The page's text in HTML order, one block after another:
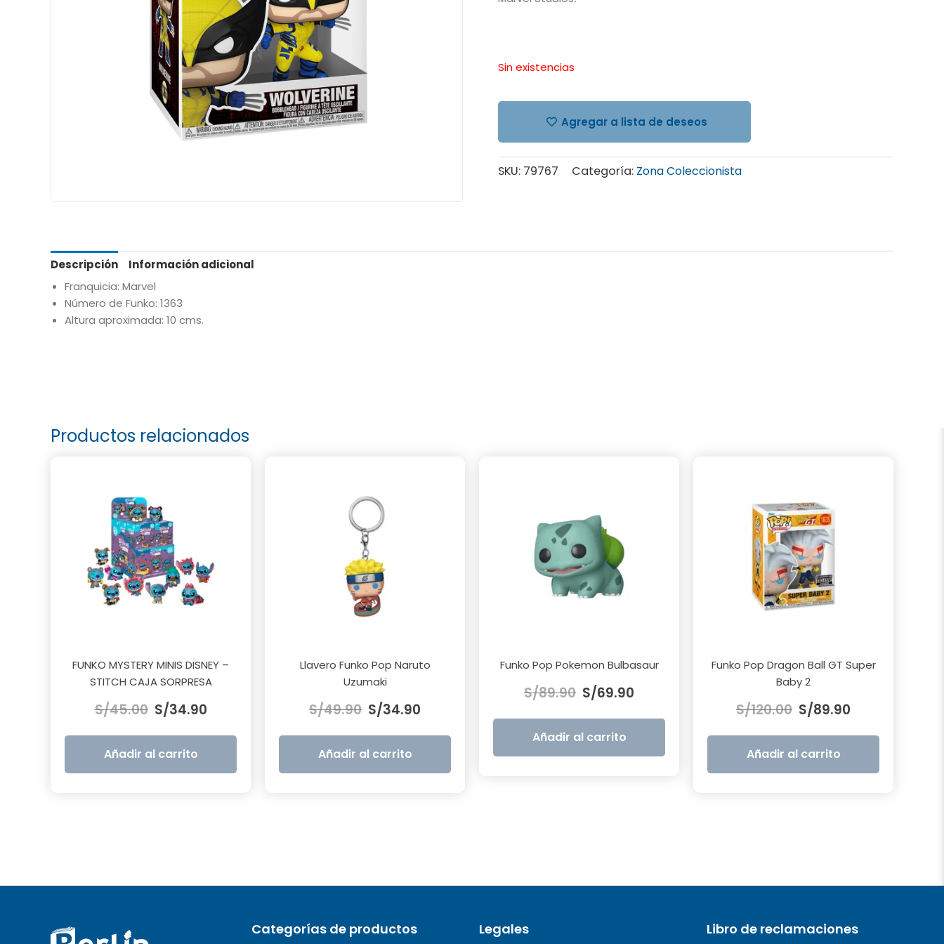
Sin existencias
Agregar a lista de deseos
SKU: 79767 Categoría: Zona Coleccionista
Descripción
Información adicional
Franquicia: Marvel
Número de Funko: 1363
Altura aproximada: 10 cms.
Productos relacionados
FUNKO MYSTERY MINIS DISNEY –
STITCH CAJA SORPRESA
S/45.00 precio
original
era:
S/34.90precio
actual
S/34.90.
Añadir al carrito
Llavero Funko Pop Naruto
Uzumaki
S/49.90 precio
original
era:
S/34.90
actual
S/34.90.
Añadir al carrito
Funko Pop Pokemon Bulbasaur
S/89.90 precio
original
era:
S/69.90
actual
S/69.90.
Añadir al carrito
Funko Pop Dragon Ball GT Super
Baby 2
S/120.00 precio
original
era:
S/89.90
actual
S/89.90.
Añadir al carrito
Categorías de productos Legales Libro de reclamaciones